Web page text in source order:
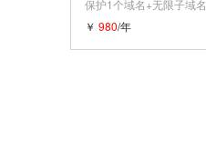
保护1个域名+无限子域名
￥ 980/年